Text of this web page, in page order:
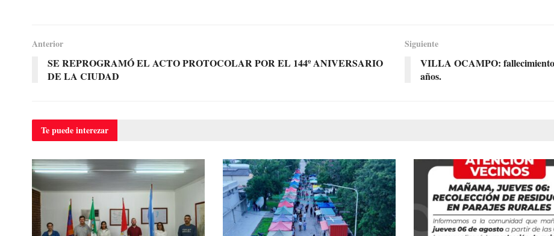
Anterior
SE REPROGRAMÓ EL ACTO PROTOCOLAR POR EL 144º ANIVERSARIO
DE LA CIUDAD
Siguiente
VILLA OCAMPO:
años.
Te puedeinterezar